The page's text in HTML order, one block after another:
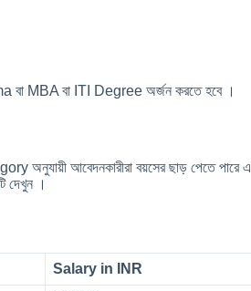
বা MBA বা ITI Degree অর্জন করতে হবে ।
অনুযায়ী আবেদনকারীরা বয়সের ছাড় পেতে পারে এ
দেখুন ।
Salary in INR